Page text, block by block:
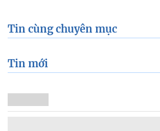
Tin cùng chuyên mục
Tin mới